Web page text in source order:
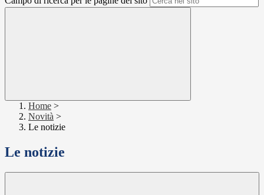
Home >
Novità >
Le notizie
Le notizie